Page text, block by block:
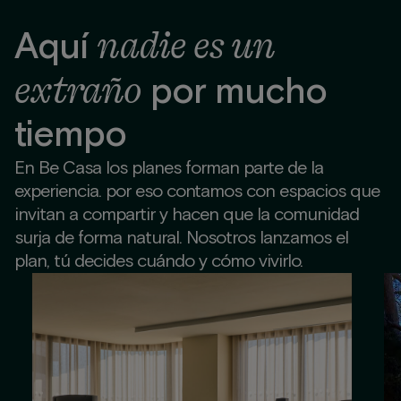
Aquínadie es un
extraño por mucho
tiempo
En Be Casa los planes forman parte de la
experiencia. por eso contamos con espacios que
invitan a compartir y hacen que la comunidad
surja de forma natural. Nosotros lanzamos el
plan, tú decides cuándo y cómo vivirlo.